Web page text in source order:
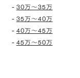
- 30万〜35万
- 35万〜40万
- 40万〜45万
- 45万〜50万